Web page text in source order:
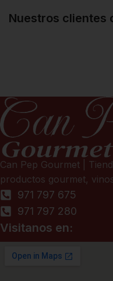
Nuestros clientes
Can Pep Gourmet |
productos gourmet,
971 797 675
971 797 280
Visitanos en: